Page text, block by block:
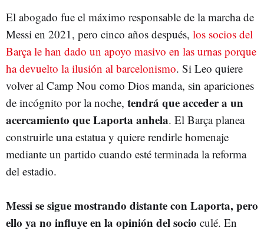
El abogado fue el máximo responsable de la marcha de
Messi en 2021, pero cinco años después, los socios del
Barça le han dado un apoyo masivo en las urnas porque
ha devuelto la ilusión al barcelonismo. Si Leo quiere
volver al Camp Nou como Dios manda, sin apariciones
de incógnito por la noche, tendrá que acceder a un
acercamiento que Laporta anhela. El Barça planea
construirle una estatua y quiere rendirle homenaje
mediante un partido cuando esté terminada la reforma
del estadio.
Messi se sigue mostrando distante con Laporta, pero
ello ya no influye en la opinión del socio culé. En